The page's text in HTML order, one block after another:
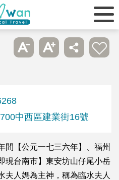
中西區建業街16號
間【公元一七三六年】、福州
現台南市】東安坊山仔尾小岳
夫人媽為主神，稱為臨水夫人